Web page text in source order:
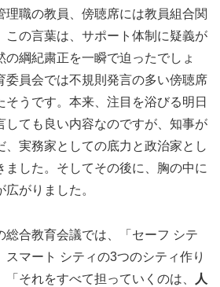
理職の教員、傍聴席には教員組合関
この言葉は、サポート体制に疑義が
の綱紀粛正を一瞬で迫ったでしょ
委員会では不規則発言の多い傍聴席
そうです。本来、注目を浴びる明日
しても良い内容なのですが、知事が
、実務家としての底力と政治家とし
ました。そしてその後に、胸の中に
がりました。
総合教育会議では、「セーフ シテ
スマート シティの3つのシティ作り
それをすべて担っていくのは、
人